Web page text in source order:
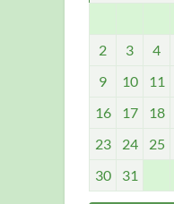
2
3 4
9
10 11
16
17 18
23
24 25
30
31